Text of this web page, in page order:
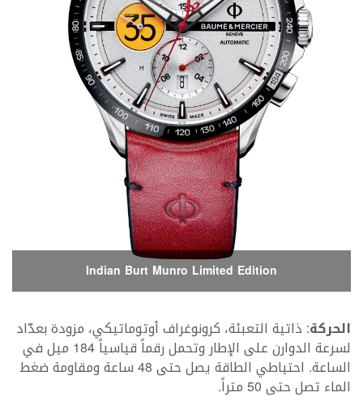
Indian Burt Munro Limited Edition
الحركة: ذاتية التعبئة، كرونوغراف أوتوماتيكي، مزودة بعدّاد
لسرعة الدوارن على الإطار وتحمل رقماً قياسياً 184 ميل في
الساعة. احتياطي الطاقة يصل حتى 48 ساعة ومقاومة ضغط
الماء تصل حتى 50 متراً.